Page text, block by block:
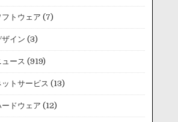
フトウェア (7)
ザイン (3)
ュース (919)
ットサービス (13)
ードウェア (12)